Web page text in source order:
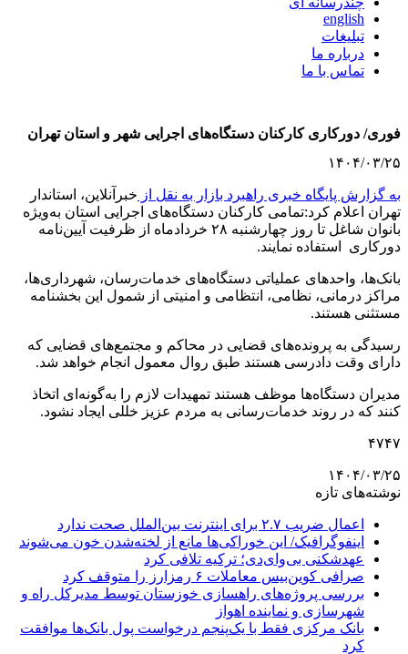
english
تبلیغات
درباره ما
تماس با ما
فوری/ دورکاری کارکنان دستگاه‌های اجرایی شهر و استان تهران
۱۴۰۴/۰۳/۲۵
به گزارش پایگاه خبری راهبرد بازار به نقل از خبرآنلاین، استاندار
تهران اعلام کرد:تمامی کارکنان دستگاه‌های اجرایی استان به‌ویژه
بانوان شاغل تا روز چهارشنبه ۲۸ خردادماه از ظرفیت آیین‌نامه
دورکاری استفاده نمایند.
بانک‌ها، واحدهای عملیاتی دستگاه‌های خدمات‌رسان، شهرداری‌ها،
مراکز درمانی، نظامی، انتظامی و امنیتی از شمول این بخشنامه
مستثنی هستند.
رسیدگی به پرونده‌های قضایی در محاکم و مجتمع‌های قضایی که
دارای وقت دادرسی هستند طبق روال معمول انجام خواهد شد.
مدیران دستگاه‌ها موظف هستند تمهیدات لازم را به‌گونه‌ای اتخاذ
کنند که در روند خدمات‌رسانی به مردم عزیز خللی ایجاد نشود.
۴٧۴٧
۱۴۰۴/۰۳/۲۵
نوشته‌های تازه
اعمال ضریب ۲.۷ برای اینترنت بین‌الملل صحت ندارد
اینفوگرافیک/ این خوراکی‌ها مانع از لخته‌شدن خون می‌شوند
عهدشکنی بی‌وای‌دی؛ ترکیه تلافی کرد
صرافی کوین‌بیس معاملات ۶ رمزارز را متوقف کرد
بررسی پروژه‌های راهسازی خوزستان توسط مدیرکل راه و
شهرسازی و نماینده اهواز
بانک مرکزی فقط با یک‌‎پنجم درخواست پول بانک‌ها موافقت
کرد